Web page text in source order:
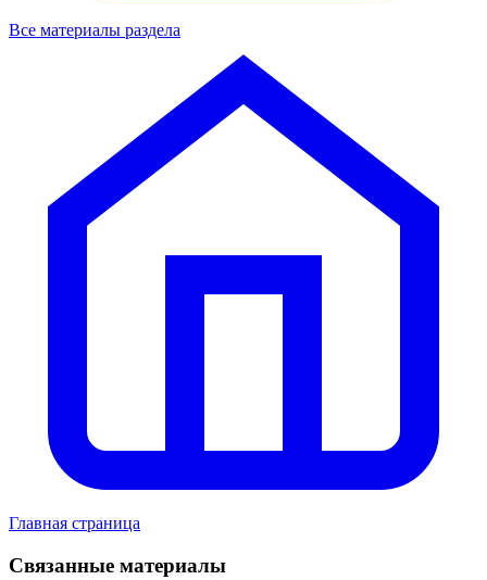
Все материалы раздела
Главная страница
Связанные материалы